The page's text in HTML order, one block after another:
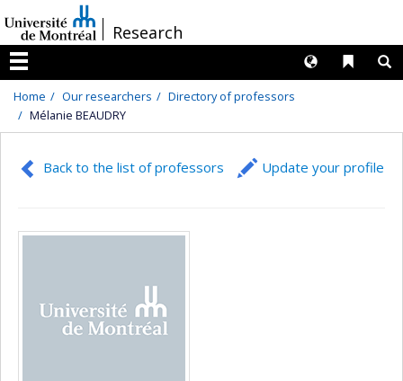
au
contenu
/Research
Menu
Liens
Langues
Home Our researchers
Directory of professors
Mélanie BEAUDRY
Back to the list of professors Update your profile